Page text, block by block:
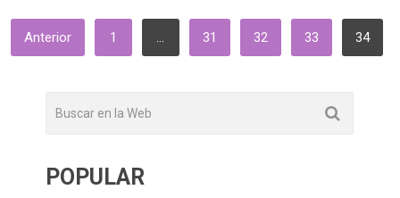
PAGINACIÓN
DE
Anterior 1 … 31 32 33 34
POPULAR